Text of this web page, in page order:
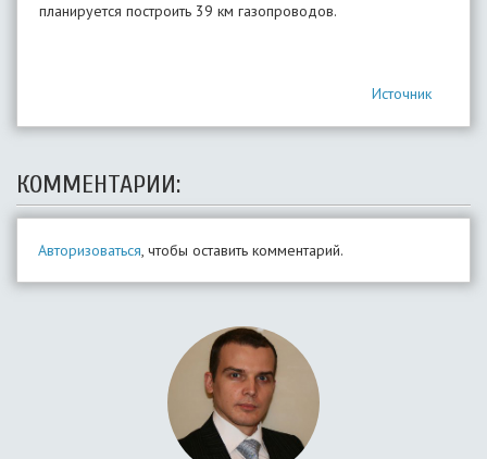
планируется построить 39 км газопроводов.
Источник
КОММЕНТАРИИ:
Авторизоваться, чтобы оставить комментарий.